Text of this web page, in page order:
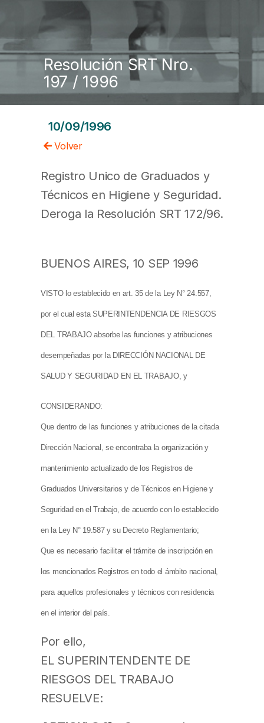
Resolución SRT Nro.
197 / 1996
10/09/1996
Volver
Registro Unico de Graduados y
Técnicos en Higiene y Seguridad.
Deroga la Resolución SRT 172/96.
BUENOS AIRES, 10 SEP 1996
VISTO lo establecido en art. 35 de la Ley N° 24.557,
por el cual esta SUPERINTENDENCIA DE RIESGOS
DEL TRABAJO absorbe las funciones y atribuciones
desempeñadas por la DIRECCIÓN NACIONAL DE
SALUD Y SEGURIDAD EN EL TRABAJO, y
CONSIDERANDO:
Que dentro de las funciones y atribuciones de la citada
Dirección Nacional, se encontraba la organización y
mantenimiento actualizado de los Registros de
Graduados Universitarios y de Técnicos en Higiene y
Seguridad en el Trabajo, de acuerdo con lo establecido
en la Ley N° 19.587 y su Decreto Reglamentario;
Que es necesario facilitar el trámite de inscripción en
los mencionados Registros en todo el ámbito nacional,
para aquellos profesionales y técnicos con residencia
en el interior del país.
Por ello,
EL SUPERINTENDENTE DE
RIESGOS DEL TRABAJO
RESUELVE: